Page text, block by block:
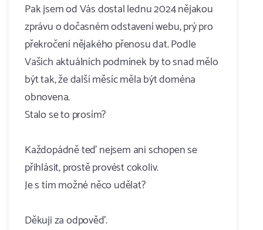
Pak jsem od Vás dostal lednu 2024 nějakou
zprávu o dočasném odstavení webu, prý pro
překročení nějakého přenosu dat. Podle
Vašich aktuálních podmínek by to snad mělo
být tak, že další měsíc měla být doména
obnovena.
Stalo se to prosím?
Každopádně teď nejsem ani schopen se
přihlásit, prostě provést cokoliv.
Je s tím možné něco udělat?
Děkuji za odpověď.